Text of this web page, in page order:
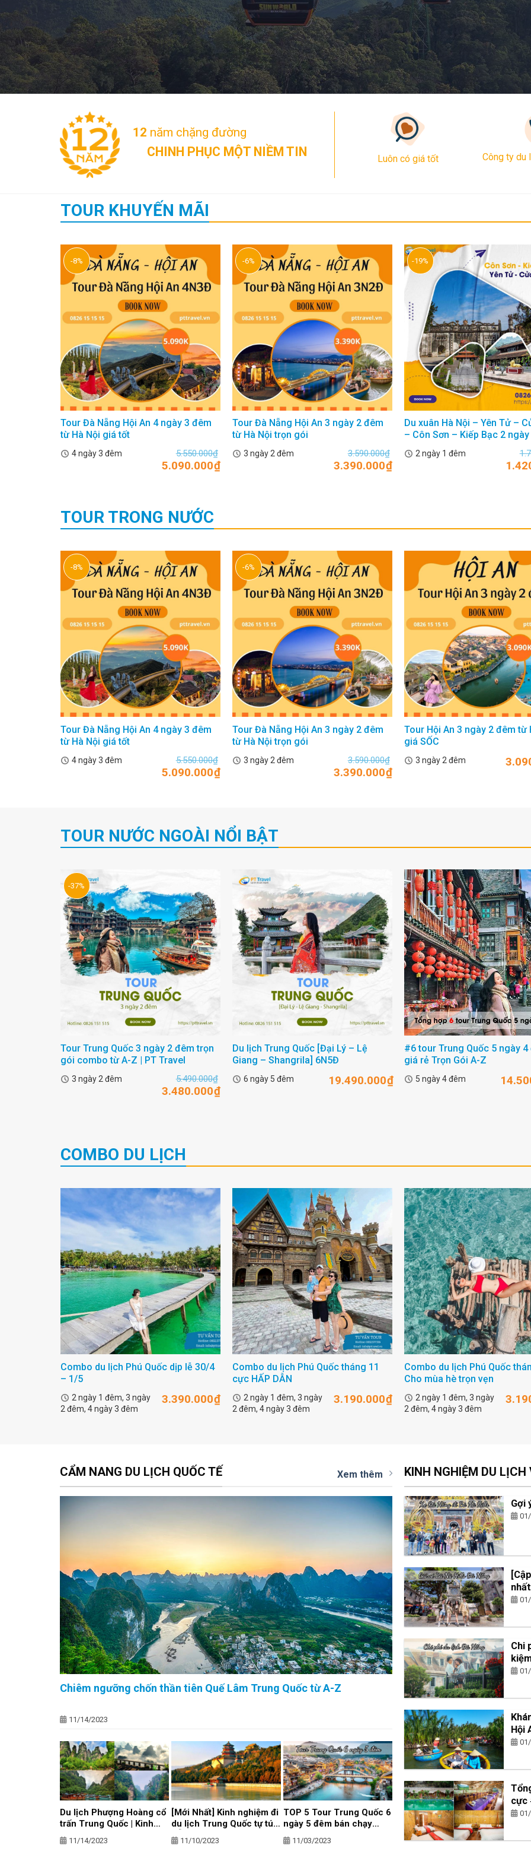
12 năm chặng đường
CHINH PHỤC MỘT NIỀM TIN Luôn có giá tốt
Công ty du
TOUR KHUYẾN MÃI
-8%
Tour Đà Nẵng Hội An 4 ngày 3 đêm
từ Hà Nội giá tốt
5.550.000₫
5.090.000₫
4 ngày 3 đêm
-6%
Tour Đà Nẵng Hội An 3 ngày 2 đêm
từ Hà Nội trọn gói
3.590.000₫
3.390.000₫
3 ngày 2 đêm
-19%
Du xuân Hà Nội – Yên Tử –
– Côn Sơn – Kiếp Bạc 2
2 ngày 1 đêm
TOUR TRONG NƯỚC
-8%
Tour Đà Nẵng Hội An 4 ngày 3 đêm
từ Hà Nội giá tốt
5.550.000₫
5.090.000₫
4 ngày 3 đêm
-6%
Tour Đà Nẵng Hội An 3 ngày 2 đêm
từ Hà Nội trọn gói
3.590.000₫
3.390.000₫
3 ngày 2 đêm
Tour Hội An 3 ngày 2 đêm từ
giá SỐC
3 ngày 2 đêm
TOUR NƯỚC NGOÀI NỔI BẬT
-37%
Tour Trung Quốc 3 ngày 2 đêm trọn
gói combo từ A-Z | PT Travel
5.490.000₫
3.480.000₫
3 ngày 2 đêm
Du lịch Trung Quốc [Đại Lý – Lệ
Giang – Shangrila] 6N5Đ
19.490.000₫
6 ngày 5 đêm
#6 tour Trung Quốc 5 ngày 4
giá rẻ Trọn Gói A-Z
5 ngày 4 đêm
COMBO DU LỊCH
Combo du lịch Phú Quốc dịp lễ 30/4
– 1/5
3.390.000₫
2 ngày 1 đêm, 3 ngày
2 đêm, 4 ngày 3 đêm
Combo du lịch Phú Quốc tháng 11
cực HẤP DẪN
3.190.000₫
2 ngày 1 đêm, 3 ngày
2 đêm, 4 ngày 3 đêm
Combo du lịch Phú Quốc
Cho mùa hè trọn vẹn
2 ngày 1 đêm, 3 ngày
2 đêm, 4 ngày 3 đêm
CẨM NANG DU LỊCH QUỐC TẾ Xem thêm
Chiêm ngưỡng chốn thần tiên Quế Lâm Trung Quốc từ A-Z
11/14/2023
Du lịch Phượng Hoàng cổ
trấn Trung Quốc | Kinh
nghiệm A-Z
11/14/2023
[Mới Nhất] Kinh nghiệm đi
du lịch Trung Quốc tự túc
DỄ nhất
11/10/2023
TOP 5 Tour Trung Quốc 6
ngày 5 đêm bán chạy
nhất 2024
11/03/2023
KINH NGHIỆM DU LỊCH
Gợi
nhất
Chi
Hội
cực